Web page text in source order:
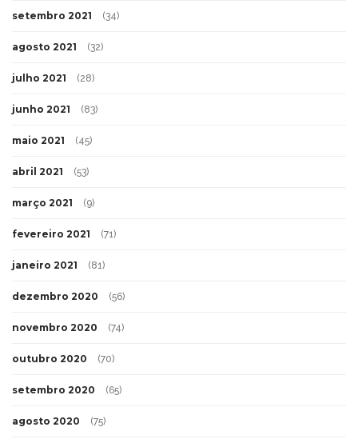
setembro 2021 (34)
agosto 2021 (32)
julho 2021 (28)
junho 2021 (83)
maio 2021 (45)
abril 2021 (53)
março 2021 (9)
fevereiro 2021 (71)
janeiro 2021 (81)
dezembro 2020 (56)
novembro 2020 (74)
outubro 2020 (70)
setembro 2020 (65)
agosto 2020 (75)